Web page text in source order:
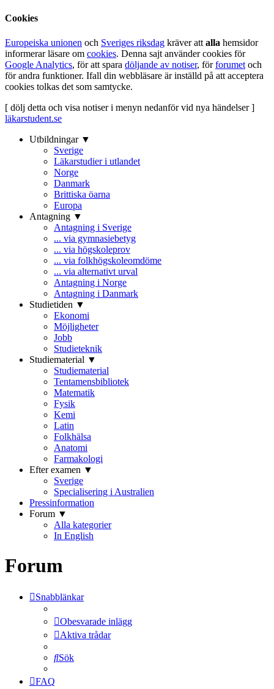
Cookies
Europeiska unionen och Sveriges riksdag kräver att alla hemsidor
informerar läsare om cookies. Denna sajt använder cookies för
Google Analytics, för att spara döljande av notiser, förforumet och
för andra funktioner. Ifall din webbläsare är inställd på att acceptera
cookies tolkas det som samtycke.
[ dölj detta och visa notiser i menyn nedanför vid nya händelser ]
läkarstudent.se
Utbildningar ▼
Sverige
Läkarstudier i utlandet
Norge
Danmark
Brittiska öarna
Europa
Antagning ▼
Antagning i Sverige
... via gymnasiebetyg
... via högskoleprov
... via folkhögskoleomdöme
... via alternativt urval
Antagning i Norge
Antagning i Danmark
Studietiden ▼
Ekonomi
Möjligheter
Jobb
Studieteknik
Studiematerial ▼
Studiematerial
Tentamensbibliotek
Matematik
Fysik
Kemi
Latin
Folkhälsa
Anatomi
Farmakologi
Efter examen ▼
Sverige
Specialisering i Australien
Pressinformation
Forum ▼
Alla kategorier
In English
Forum
Snabblänkar
Obesvarade inlägg
Aktiva trådar
Sök
FAQ